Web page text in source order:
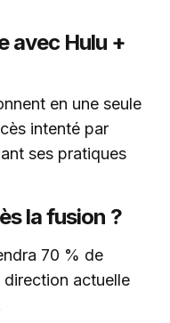
avec Hulu +
en une seule
intenté par
ses pratiques
la fusion ?
70 % de
direction actuelle